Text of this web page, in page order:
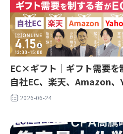
EC×ギフト｜ギフト需要を
自社EC、楽天、Amazon
2026-06-24